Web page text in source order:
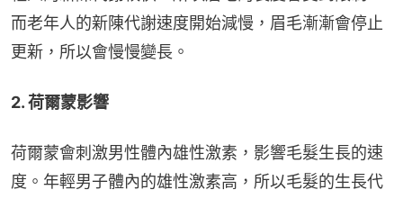
而老年人的新陳代謝速度開始減慢，眉毛漸漸會停止
更新，所以會慢慢變長。
2. 荷爾蒙影響
荷爾蒙會刺激男性體內雄性激素，影響毛髮生長的速
度。年輕男子體內的雄性激素高，所以毛髮的生長代